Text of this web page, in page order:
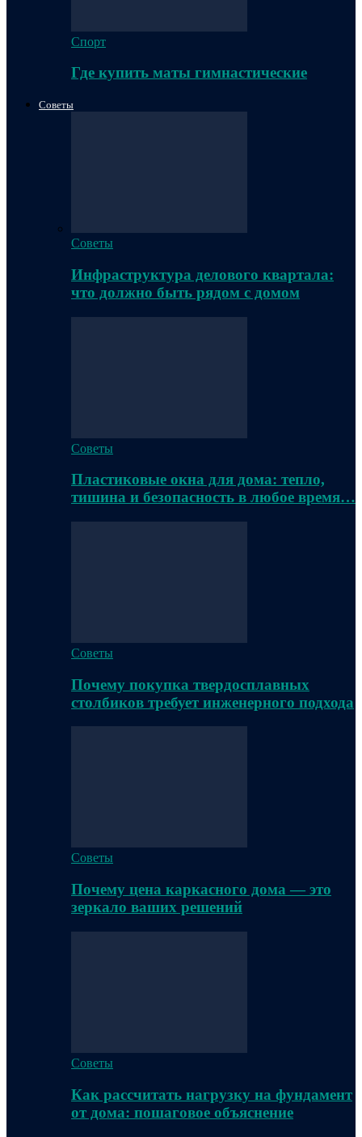
Спорт
Где купить маты гимнастические
Советы
Советы
Инфраструктура делового квартала:
что должно быть рядом с домом
Советы
Пластиковые окна для дома: тепло,
тишина и безопасность в любое время…
Советы
Почему покупка твердосплавных
столбиков требует инженерного подхода
Советы
Почему цена каркасного дома — это
зеркало ваших решений
Советы
Как рассчитать нагрузку на фундамент
от дома: пошаговое объяснение